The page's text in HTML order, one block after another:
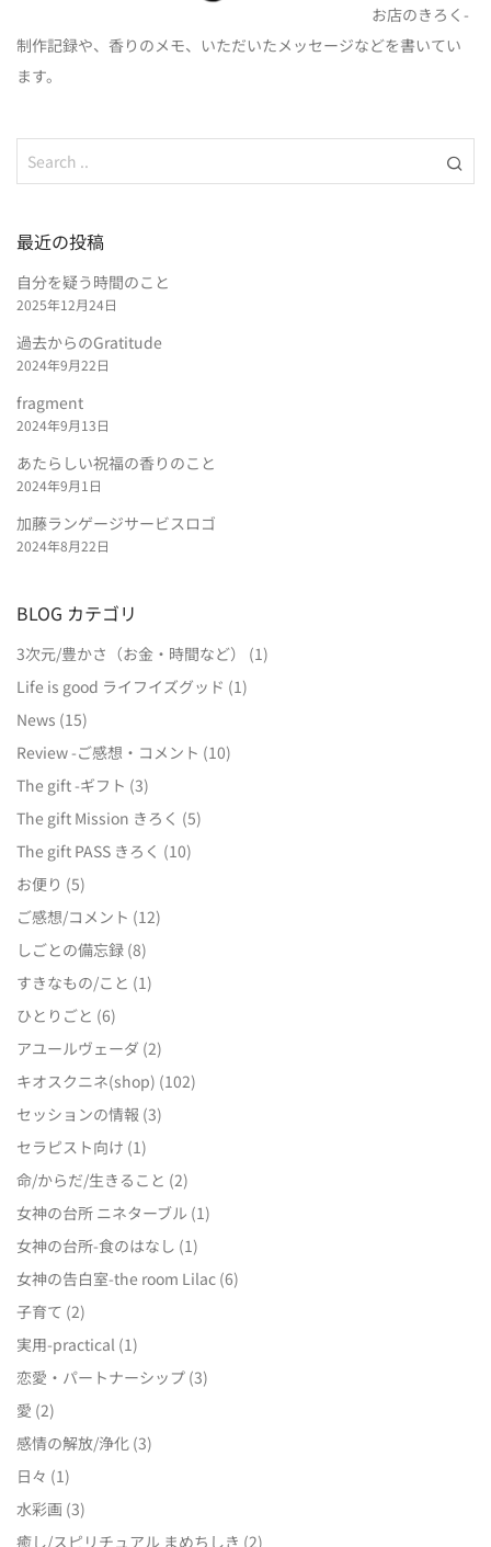
お店のきろく-
制作記録や、香りのメモ、いただいたメッセージなどを書いてい
ます。
最近の投稿
自分を疑う時間のこと
2025年12月24日
過去からのGratitude
2024年9月22日
fragment
2024年9月13日
あたらしい祝福の香りのこと
2024年9月1日
加藤ランゲージサービスロゴ
2024年8月22日
BLOG カテゴリ
3次元/豊かさ（お金・時間など）
(1)
Life is good ライフイズグッド (1)
News (15)
Review -ご感想・コメント (10)
The gift -ギフト (3)
The gift Mission きろく (5)
The gift PASS きろく (10)
お便り (5)
ご感想/コメント (12)
しごとの備忘録 (8)
すきなもの/こと (1)
ひとりごと (6)
アユールヴェーダ (2)
キオスクニネ(shop) (102)
セッションの情報 (3)
セラピスト向け (1)
命/からだ/生きること (2)
女神の台所 ニネターブル (1)
女神の台所-食のはなし (1)
女神の告白室-the room Lilac (6)
子育て (2)
実用-practical (1)
恋愛・パートナーシップ (3)
愛 (2)
感情の解放/浄化 (3)
日々 (1)
水彩画 (3)
癒し/スピリチュアル まめちしき (2)